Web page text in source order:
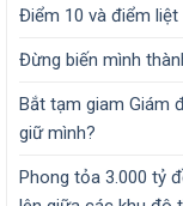
Điểm 10 và điểm liệt
Đừng biến mình
Bắt tạm giam Giám
giữ mình?
Phong tỏa 3.000 tỷ